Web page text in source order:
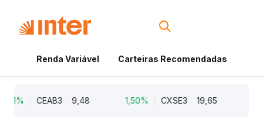
Renda Variável Carteiras Recomendadas
CEAB3 9,48 1,50% CXSE3 19,65